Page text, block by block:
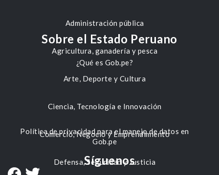
Administración pública
Agricultura, ganadería y pesca
Arte, Deporte y Cultura
Ciencia, Tecnología e Innovación
Comercio, Negocio y Emprendimiento
Defensa, Seguridad y Justicia
Sobre el Estado Peruano
¿Qué es Gob.pe?
Política de privacidad para el manejo de datos en
Gob.pe
Síguenos